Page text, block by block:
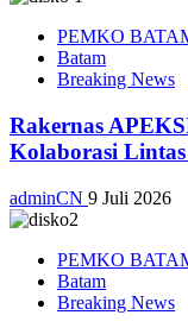
PEMKO
Batam
Breaking News
Rakernas
Kolaborasi
adminCN 9 Juli 2026
PEMKO
Batam
Breaking News